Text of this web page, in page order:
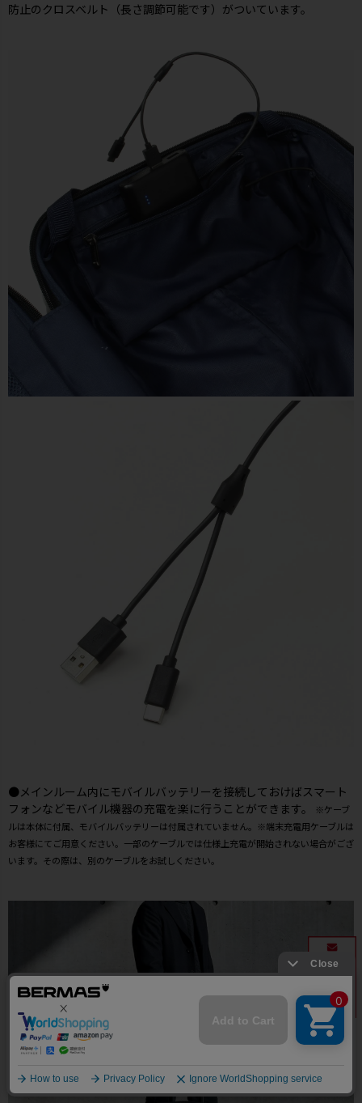
防止のクロスベルト（長さ調節可能です）がついています。
●メインルーム内にモバイルバッテリーを接続しておけばスマート
フォンなどモバイル機器の充電を楽に行うことができます。
※ケーブ
ルは本体に付属、モバイルバッテリーは付属されていません。※端末充電用ケーブルは
お客様にてご用意ください。一部のケーブルでは仕様上充電が開始されない場合がござ
います。その際は、別のケーブルをお試しください。